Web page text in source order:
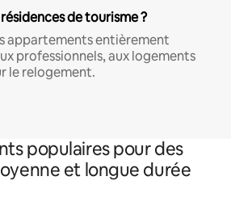
de tourisme ?
appartements entièrement
professionnels, aux logements
le relogement.
populaires pour des
et longue durée